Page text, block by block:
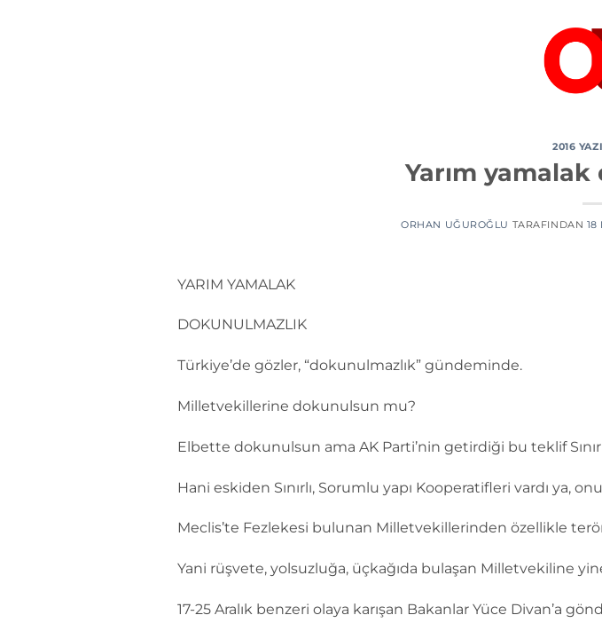
2016
Yarım
ORHAN UĞUROĞLU TARAFINDAN 18
YARIM YAMALAK
DOKUNULMAZLIK
Türkiye’de gözler, “dokunulmazlık” gündeminde.
Milletvekillerine dokunulsun mu?
Elbette dokunulsun ama AK Parti’nin getirdiği bu teklif
Hani eskiden Sınırlı, Sorumlu yapı Kooperatifleri vardı ya,
Meclis’te Fezlekesi bulunan Milletvekillerinden özellikle
Yani rüşvete, yolsuzluğa, üçkağıda bulaşan Milletvekiline
17-25 Aralık benzeri olaya karışan Bakanlar Yüce Divan’a